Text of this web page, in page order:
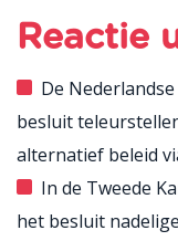
Reactie
De
besluit
alternatief beleid
In de Tweede
het besluit